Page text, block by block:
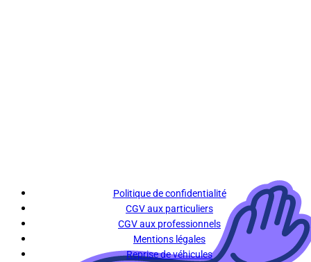
Politique de confidentialité
CGV aux particuliers
CGV aux professionnels
Mentions légales
Reprise de véhicules